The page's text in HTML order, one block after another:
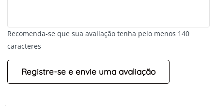
Recomenda-se que sua avaliação tenha pelo menos 140
caracteres